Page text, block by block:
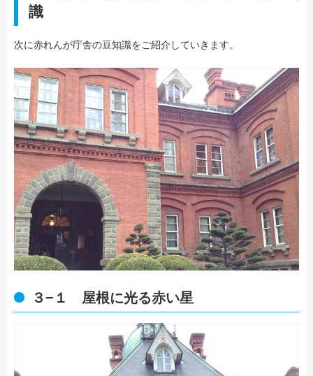
識
次に赤れんが庁舎の豆知識をご紹介していきます。
３−１ 屋根に光る赤い星